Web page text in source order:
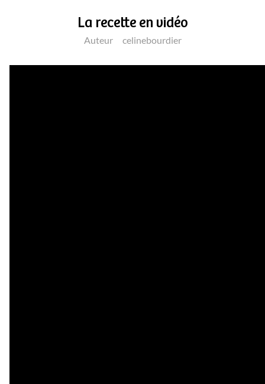
La recette en vidéo
Auteur celinebourdier